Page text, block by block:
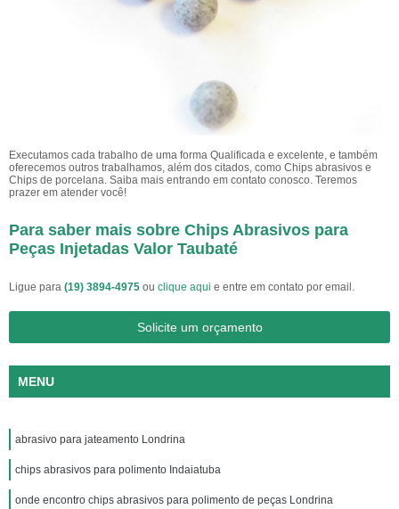
Executamos cada trabalho de uma forma Qualificada e excelente, e também
oferecemos outros trabalhamos, além dos citados, como Chips abrasivos e
Chips de porcelana. Saiba mais entrando em contato conosco. Teremos
prazer em atender você!
Para saber mais sobre Chips Abrasivos para
Peças Injetadas Valor Taubaté
Ligue para (19) 3894-4975 ou clique aqui e entre em contato por email.
Solicite um orçamento
MENU
abrasivo para jateamento Londrina
chips abrasivos para polimento Indaiatuba
onde encontro chips abrasivos para polimento de peças Londrina